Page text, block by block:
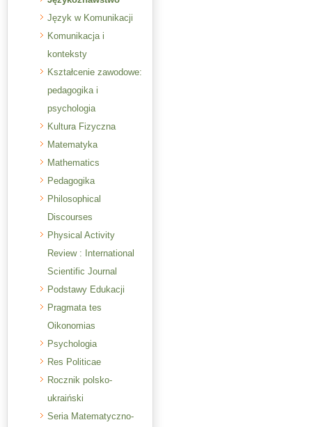
Język w Komunikacji
Komunikacja i
konteksty
Kształcenie zawodowe:
pedagogika i
psychologia
Kultura Fizyczna
Matematyka
Mathematics
Pedagogika
Philosophical
Discourses
Physical Activity
Review : International
Scientific Journal
Podstawy Edukacji
Pragmata tes
Oikonomias
Psychologia
Res Politicae
Rocznik polsko-
ukraiński
Seria Matematyczno-